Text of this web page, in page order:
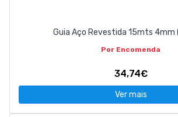
Guia Aço Revestida 15mts 4mm
Por Encomenda
34,74€
Ver mais